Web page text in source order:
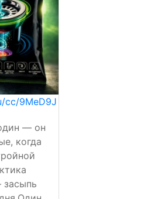
cc/9MeD9J
— он
когда